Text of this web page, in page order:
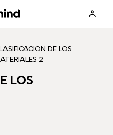
DE LOS
2
LOS